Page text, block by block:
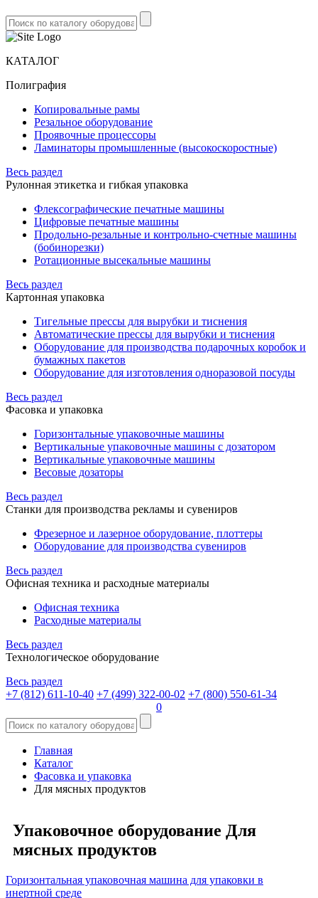
КАТАЛОГ
Полиграфия
Копировальные рамы
Резальное оборудование
Проявочные процессоры
Ламинаторы промышленные (высокоскоростные)
Весь раздел
Рулонная этикетка и гибкая упаковка
Флексографические печатные машины
Цифровые печатные машины
Продольно-резальные и контрольно-счетные машины
(бобинорезки)
Ротационные высекальные машины
Весь раздел
Картонная упаковка
Тигельные прессы для вырубки и тиснения
Автоматические прессы для вырубки и тиснения
Оборудование для производства подарочных коробок и
бумажных пакетов
Оборудование для изготовления одноразовой посуды
Весь раздел
Фасовка и упаковка
Горизонтальные упаковочные машины
Вертикальные упаковочные машины с дозатором
Вертикальные упаковочные машины
Весовые дозаторы
Весь раздел
Станки для производства рекламы и сувениров
Фрезерное и лазерное оборудование, плоттеры
Оборудование для производства сувениров
Весь раздел
Офисная техника и расходные материалы
Офисная техника
Расходные материалы
Весь раздел
Технологическое оборудование
Весь раздел
+7 (812) 611-10-40 +7 (499) 322-00-02 +7 (800) 550-61-34
0
Главная
Каталог
Фасовка и упаковка
Для мясных продуктов
Упаковочное оборудование Для
мясных продуктов
Горизонтальная упаковочная машина для упаковки в
инертной среде